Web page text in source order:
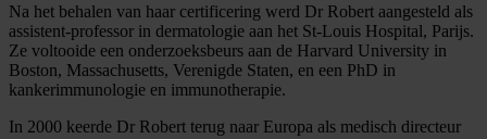
Na het behalen van haar certificering werd Dr Robert aangesteld als
assistent-professor in dermatologie aan het St-Louis Hospital, Parijs.
Ze voltooide een onderzoeksbeurs aan de Harvard University in
Boston, Massachusetts, Verenigde Staten, en een PhD in
kankerimmunologie en immunotherapie.
In 2000 keerde Dr Robert terug naar Europa als medisch directeur